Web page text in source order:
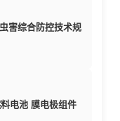
害综合防控技术规
电池 膜电极组件